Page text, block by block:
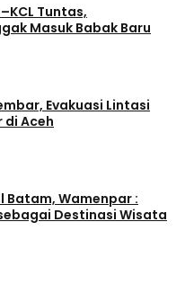
Tuntas,
Masuk Babak Baru
Evakuasi Lintasi
di Aceh
Batam, Wamenpar :
Destinasi Wisata